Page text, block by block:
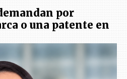
por
o una patente en